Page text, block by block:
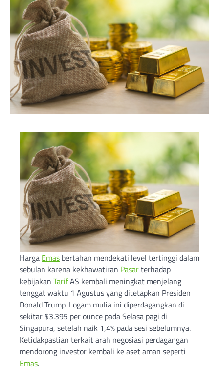
Harga Emas bertahan mendekati level tertinggi dalam
sebulan karena kekhawatiran Pasarterhadap
kebijakan TarifAS kembali meningkat menjelang
tenggat waktu 1 Agustus yang ditetapkan Presiden
Donald Trump. Logam mulia ini diperdagangkan di
sekitar $3.395 per ounce pada Selasa pagi di
Singapura, setelah naik 1,4% pada sesi sebelumnya.
Ketidakpastian terkait arah negosiasi perdagangan
mendorong investor kembali ke aset aman seperti
Emas.